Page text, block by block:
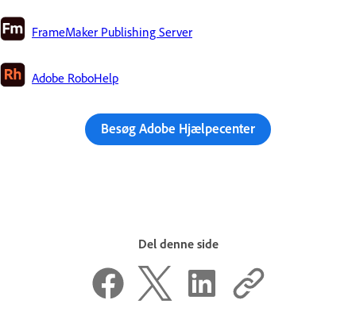
FrameMaker Publishing Server
Adobe RoboHelp
Besøg Adobe Hjælpecenter
Del denne side